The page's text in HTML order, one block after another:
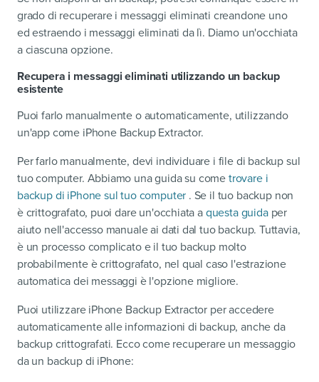
grado di recuperare i messaggi eliminati creandone uno
ed estraendo i messaggi eliminati da lì. Diamo un'occhiata
a ciascuna opzione.
Recupera i messaggi eliminati utilizzando un backup
esistente
Puoi farlo manualmente o automaticamente, utilizzando
un'app come iPhone Backup Extractor.
Per farlo manualmente, devi individuare i file di backup sul
tuo computer. Abbiamo una guida su come trovare i
backup di iPhone sul tuo computer . Se il tuo backup non
è crittografato, puoi dare un'occhiata a questa guidaper
aiuto nell'accesso manuale ai dati dal tuo backup. Tuttavia,
è un processo complicato e il tuo backup molto
probabilmente è crittografato, nel qual caso l'estrazione
automatica dei messaggi è l'opzione migliore.
Puoi utilizzare iPhone Backup Extractor per accedere
automaticamente alle informazioni di backup, anche da
backup crittografati. Ecco come recuperare un messaggio
da un backup di iPhone: